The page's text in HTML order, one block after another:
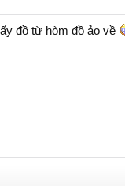
đồ từ hòm đồ ảo về